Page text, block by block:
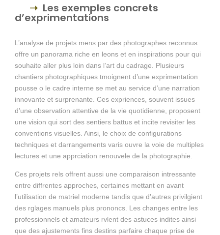
Les exemples concrets
d’exprimentations
L’analyse de projets mens par des photographes reconnus
offre un panorama riche en leons et en inspirations pour qui
souhaite aller plus loin dans l’art du cadrage. Plusieurs
chantiers photographiques tmoignent d’une exprimentation
pousse o le cadre interne se met au service d’une narration
innovante et surprenante. Ces expriences, souvent issues
d’une observation attentive de la vie quotidienne, proposent
une vision qui sort des sentiers battus et incite revisiter les
conventions visuelles. Ainsi, le choix de configurations
techniques et darrangements varis ouvre la voie de multiples
lectures et une apprciation renouvele de la photographie.
Ces projets rels offrent aussi une comparaison intressante
entre diffrentes approches, certaines mettant en avant
l’utilisation de matriel moderne tandis que d’autres privilgient
des rglages manuels plus prononcs. Les changes entre les
professionnels et amateurs rvlent des astuces indites ainsi
que des ajustements fins destins parfaire chaque prise de